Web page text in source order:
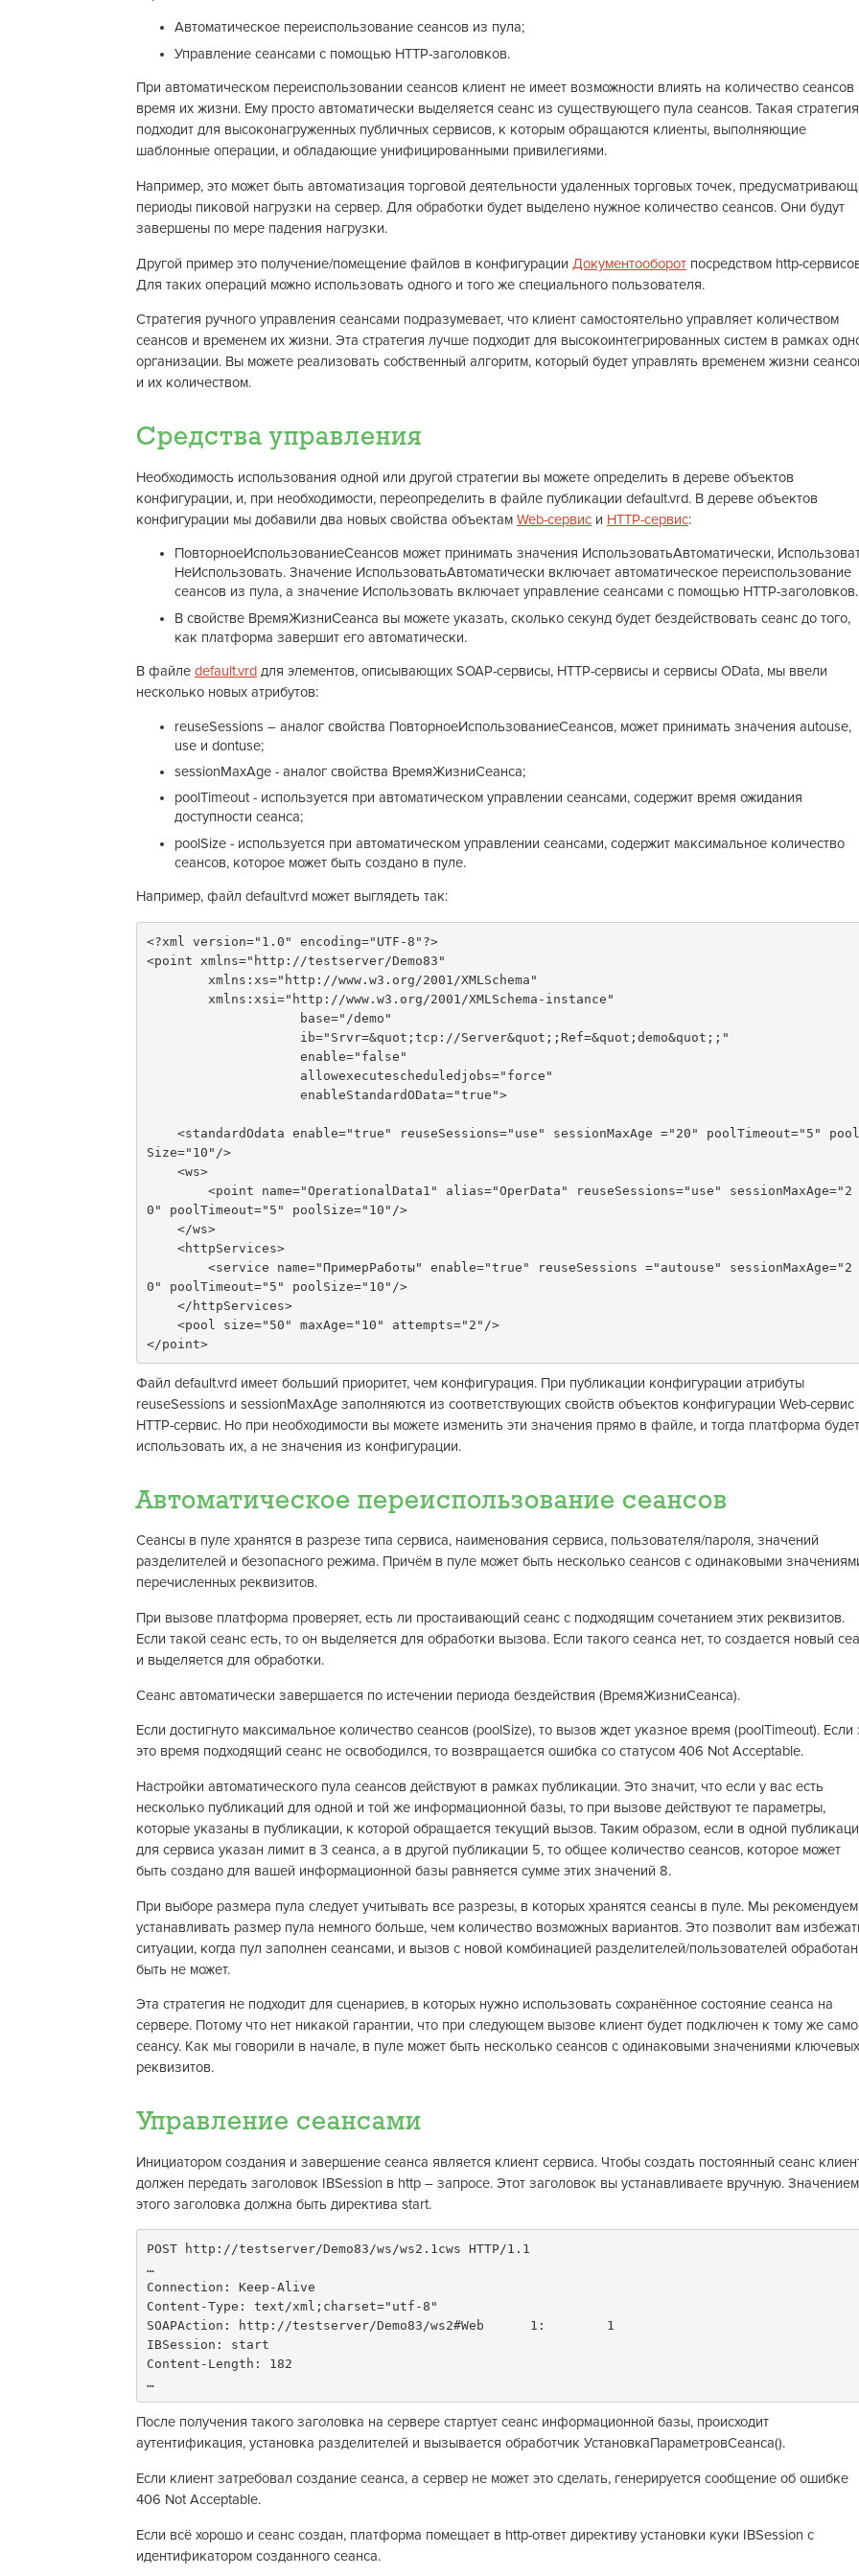
Автоматическое переиспользование сеансов из пула;
Управление сеансами с помощью HTTP-заголовков.
При автоматическом переиспользовании сеансов клиент не имеет возможности влиять на количество сеансов
время их жизни. Ему просто автоматически выделяется сеанс из существующего пула сеансов. Такая стратегия
подходит для высоконагруженных публичных сервисов, к которым обращаются клиенты, выполняющие
шаблонные операции, и обладающие унифицированными привилегиями.
Например, это может быть автоматизация торговой деятельности удаленных торговых точек,
периоды пиковой нагрузки на сервер. Для обработки будет выделено нужное количество сеансов. Они будут
завершены по мере падения нагрузки.
Другой пример это получение/помещение файлов в конфигурации Документооборот посредством http-
Для таких операций можно использовать одного и того же специального пользователя.
Стратегия ручного управления сеансами подразумевает, что клиент самостоятельно управляет количеством
сеансов и временем их жизни. Эта стратегия лучше подходит для высокоинтегрированных систем в рамках
организации. Вы можете реализовать собственный алгоритм, который будет управлять временем жизни
и их количеством.
Средства управления
Необходимость использования одной или другой стратегии вы можете определить в дереве объектов
конфигурации, и, при необходимости, переопределить в файле публикации default.vrd. В дереве объектов
конфигурации мы добавили два новых свойства объектам Web-сервис и HTTP-сервис:
ПовторноеИспользованиеСеансов может принимать значения ИспользоватьАвтоматически,
НеИспользовать. Значение ИспользоватьАвтоматически включает автоматическое переиспользование
сеансов из пула, а значение Использовать включает управление сеансами с помощью HTTP-заголовков.
В свойстве ВремяЖизниСеанса вы можете указать, сколько секунд будет бездействовать сеанс до того,
как платформа завершит его автоматически.
В файле default.vrd для элементов, описывающих SOAP-сервисы, HTTP-сервисы и сервисы OData, мы ввели
несколько новых атрибутов:
reuseSessions – аналог свойства ПовторноеИспользованиеСеансов, может принимать значения autouse,
use и dontuse;
sessionMaxAge - аналог свойства ВремяЖизниСеанса;
poolTimeout - используется при автоматическом управлении сеансами, содержит время ожидания
доступности сеанса;
poolSize - используется при автоматическом управлении сеансами, содержит максимальное количество
сеансов, которое может быть создано в пуле.
Например, файл default.vrd может выглядеть так:
<?xml version="1.0" encoding="UTF-8"?>
<point xmlns="http://testserver/Demo83"
        xmlns:xs="http://www.w3.org/2001/XMLSchema"
        xmlns:xsi="http://www.w3.org/2001/XMLSchema-instance"
                    base="/demo"
                    ib="Srvr=&quot;tcp://Server&quot;;Ref=&quot;demo&quot;;"
                    enable="false"
                    allowexecutescheduledjobs="force"
                    enableStandardOData="true">
Size="10"/>
    <ws>
0" poolTimeout="5" poolSize="10"/>
    </ws>
    <httpServices>
0" poolTimeout="5" poolSize="10"/>
    </httpServices>
    <pool size="50" maxAge="10" attempts="2"/>
</point>
Файл default.vrd имеет больший приоритет, чем конфигурация. При публикации конфигурации атрибуты
reuseSessions и sessionMaxAge заполняются из соответствующих свойств объектов конфигурации Web-сервис
HTTP-сервис. Но при необходимости вы можете изменить эти значения прямо в файле, и тогда платформа будет
использовать их, а не значения из конфигурации.
Автоматическое переиспользование сеансов
Сеансы в пуле хранятся в разрезе типа сервиса, наименования сервиса, пользователя/пароля, значений
разделителей и безопасного режима. Причём в пуле может быть несколько сеансов с одинаковыми
перечисленных реквизитов.
При вызове платформа проверяет, есть ли простаивающий сеанс с подходящим сочетанием этих реквизитов.
Если такой сеанс есть, то он выделяется для обработки вызова. Если такого сеанса нет, то создается новый
и выделяется для обработки.
Сеанс автоматически завершается по истечении периода бездействия (ВремяЖизниСеанса).
Если достигнуто максимальное количество сеансов (poolSize), то вызов ждет указное время (poolTimeout). Если
это время подходящий сеанс не освободился, то возвращается ошибка со статусом 406 Not Acceptable.
Настройки автоматического пула сеансов действуют в рамках публикации. Это значит, что если у вас есть
несколько публикаций для одной и той же информационной базы, то при вызове действуют те параметры,
которые указаны в публикации, к которой обращается текущий вызов. Таким образом, если в одной
для сервиса указан лимит в 3 сеанса, а в другой публикации 5, то общее количество сеансов, которое может
быть создано для вашей информационной базы равняется сумме этих значений 8.
При выборе размера пула следует учитывать все разрезы, в которых хранятся сеансы в пуле. Мы рекомендуем
устанавливать размер пула немного больше, чем количество возможных вариантов. Это позволит вам
ситуации, когда пул заполнен сеансами, и вызов с новой комбинацией разделителей/пользователей обработан
быть не может.
Эта стратегия не подходит для сценариев, в которых нужно использовать сохранённое состояние сеанса на
сервере. Потому что нет никакой гарантии, что при следующем вызове клиент будет подключен к тому же
сеансу. Как мы говорили в начале, в пуле может быть несколько сеансов с одинаковыми значениями ключевых
реквизитов.
Управление сеансами
Инициатором создания и завершение сеанса является клиент сервиса. Чтобы создать постоянный сеанс
должен передать заголовок IBSession в http – запросе. Этот заголовок вы устанавливаете вручную. Значением
этого заголовка должна быть директива start.
POST http://testserver/Demo83/ws/ws2.1cws HTTP/1.1
…
Connection: Keep-Alive
Content-Type: text/xml;charset="utf-8"
SOAPAction: http://testserver/Demo83/ws2#Web      1:        1
IBSession: start
Content-Length: 182
…
После получения такого заголовка на сервере стартует сеанс информационной базы, происходит
аутентификация, установка разделителей и вызывается обработчик УстановкаПараметровСеанса().
Если клиент затребовал создание сеанса, а сервер не может это сделать, генерируется сообщение об ошибке
406 Not Acceptable.
Если всё хорошо и сеанс создан, платформа помещает в http-ответ директиву установки куки IBSession с
идентификатором созданного сеанса.